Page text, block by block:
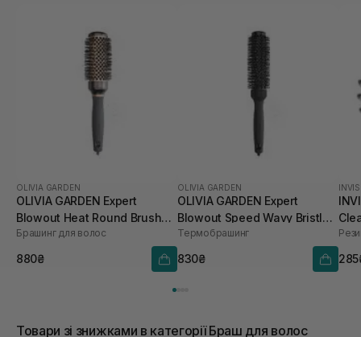
OLIVIA GARDEN
OLIVIA GARDEN Expert
Blowout Heat Round Brush
Cooper/Grey 45 мм
Брашинг для волос
880₴
OLIVIA GARDEN
OLIVIA GARDEN Expert
Blowout Speed Wavy Bristles
Black Label 35 мм
Термобрашинг
830₴
Товари зі знижками в категорії Браш для волос